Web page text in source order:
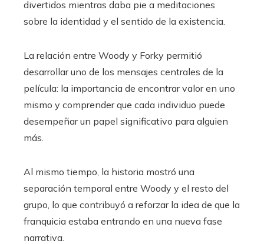
divertidos mientras daba pie a meditaciones
sobre la identidad y el sentido de la existencia.
La relación entre Woody y Forky permitió
desarrollar uno de los mensajes centrales de la
película: la importancia de encontrar valor en uno
mismo y comprender que cada individuo puede
desempeñar un papel significativo para alguien
más.
Al mismo tiempo, la historia mostró una
separación temporal entre Woody y el resto del
grupo, lo que contribuyó a reforzar la idea de que la
franquicia estaba entrando en una nueva fase
narrativa.